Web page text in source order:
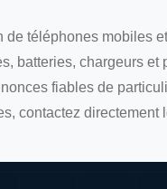
téléphones mobiles
batteries, chargeurs
fiables de
contactez